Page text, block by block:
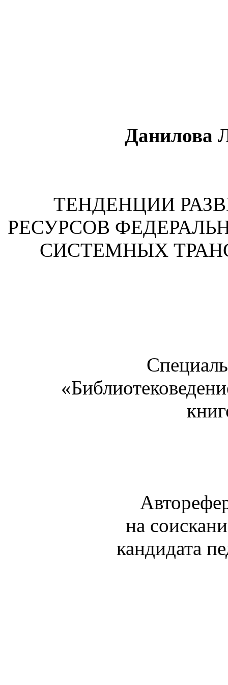
Данилова
ТЕНДЕНЦИИ
РЕСУРСОВ
СИСТЕМНЫХ
на
кандидата